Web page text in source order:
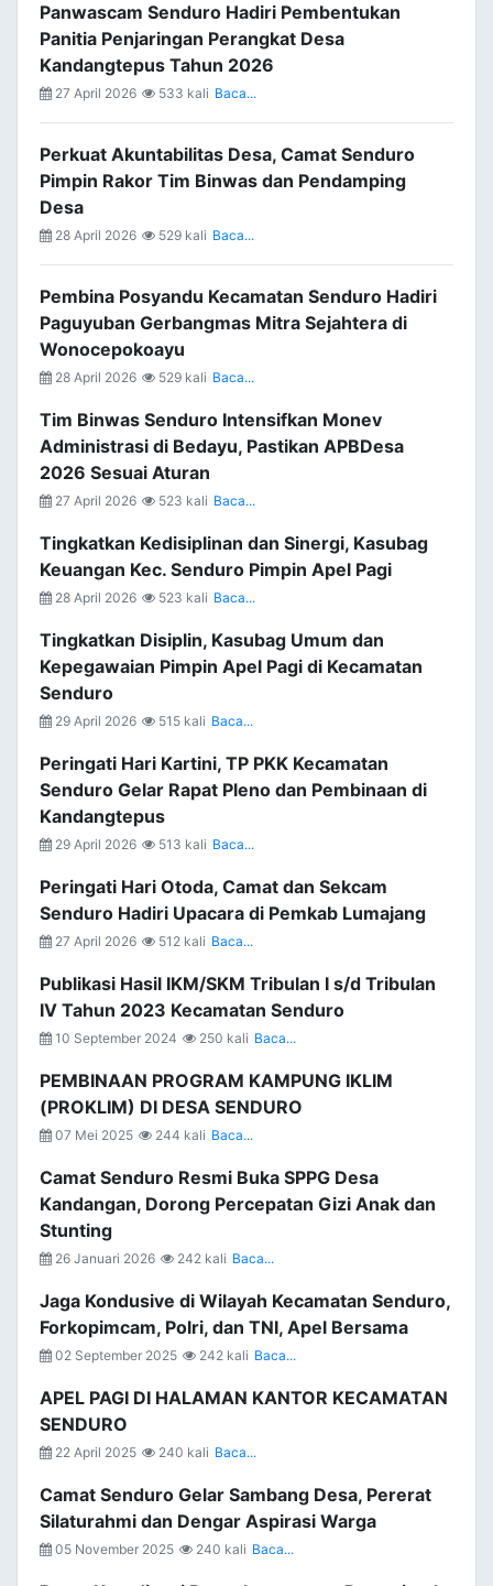
Panwascam Senduro Hadiri Pembentukan
Panitia Penjaringan Perangkat Desa
Kandangtepus Tahun 2026
27 April 2026 533 kali Baca...
Perkuat Akuntabilitas Desa, Camat Senduro
Pimpin Rakor Tim Binwas dan Pendamping
Desa
28 April 2026 529 kali Baca...
Pembina Posyandu Kecamatan Senduro Hadiri
Paguyuban Gerbangmas Mitra Sejahtera di
Wonocepokoayu
28 April 2026 529 kali Baca...
Tim Binwas Senduro Intensifkan Monev
Administrasi di Bedayu, Pastikan APBDesa
2026 Sesuai Aturan
27 April 2026 523 kali Baca...
Tingkatkan Kedisiplinan dan Sinergi, Kasubag
Keuangan Kec. Senduro Pimpin Apel Pagi
28 April 2026 523 kali Baca...
Tingkatkan Disiplin, Kasubag Umum dan
Kepegawaian Pimpin Apel Pagi di Kecamatan
Senduro
29 April 2026 515 kali Baca...
Peringati Hari Kartini, TP PKK Kecamatan
Senduro Gelar Rapat Pleno dan Pembinaan di
Kandangtepus
29 April 2026 513 kali Baca...
Peringati Hari Otoda, Camat dan Sekcam
Senduro Hadiri Upacara di Pemkab Lumajang
27 April 2026 512 kali Baca...
Publikasi Hasil IKM/SKM Tribulan I s/d Tribulan
IV Tahun 2023 Kecamatan Senduro
10 September 2024 250 kali Baca...
PEMBINAAN PROGRAM KAMPUNG IKLIM
(PROKLIM) DI DESA SENDURO
07 Mei 2025 244 kali Baca...
Camat Senduro Resmi Buka SPPG Desa
Kandangan, Dorong Percepatan Gizi Anak dan
Stunting
26 Januari 2026 242 kali Baca...
Jaga Kondusive di Wilayah Kecamatan Senduro,
Forkopimcam, Polri, dan TNI, Apel Bersama
02 September 2025 242 kali Baca...
APEL PAGI DI HALAMAN KANTOR KECAMATAN
SENDURO
22 April 2025 240 kali Baca...
Camat Senduro Gelar Sambang Desa, Pererat
Silaturahmi dan Dengar Aspirasi Warga
05 November 2025 240 kali Baca...